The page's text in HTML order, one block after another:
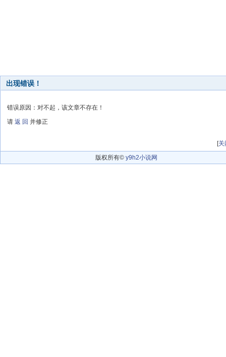
出现错误！
错误原因：对不起，该文章不存在！
请 返 回 并修正
[关
版权所有© y9h2小说网